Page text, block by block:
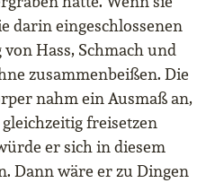
darin eingeschlossenen
Hass, Schmach und
zusammenbeißen. Die
nahm ein Ausmaß an,
freisetzen
er sich in diesem
Dann wäre er zu Dingen